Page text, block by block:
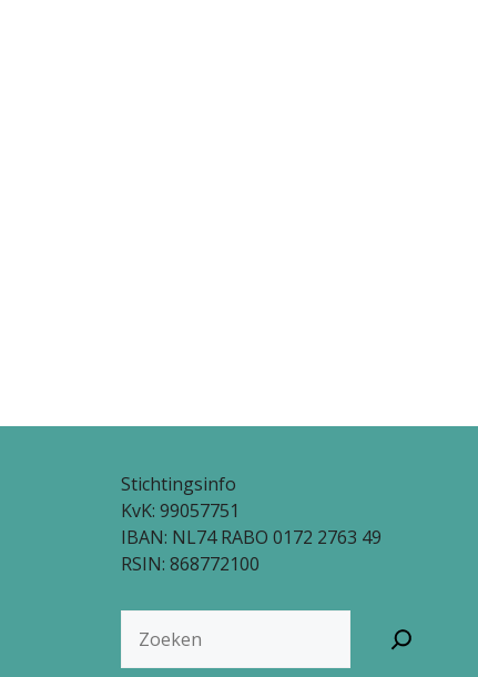
Stichtingsinfo
KvK: 99057751
IBAN: NL74 RABO 0172 2763 49
RSIN: 868772100